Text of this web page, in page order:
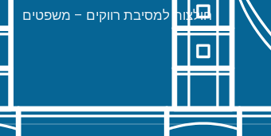
חולצות למסיבת רווקים – משפטים